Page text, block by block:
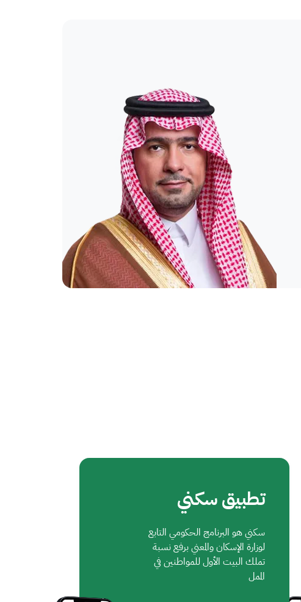
تطبيق سكني
سكني هو البرنامج الحكومي التابع
لوزارة الإسكان والمعني برفع نسبة
تملك البيت الأول للمواطنين في
الممل